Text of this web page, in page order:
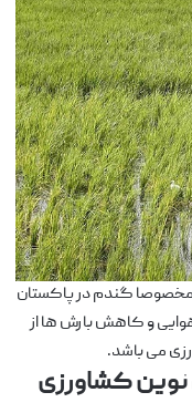
گندم در پاکستان
و کاهش بارش ها از
می باشد.
نوین کشاورزی